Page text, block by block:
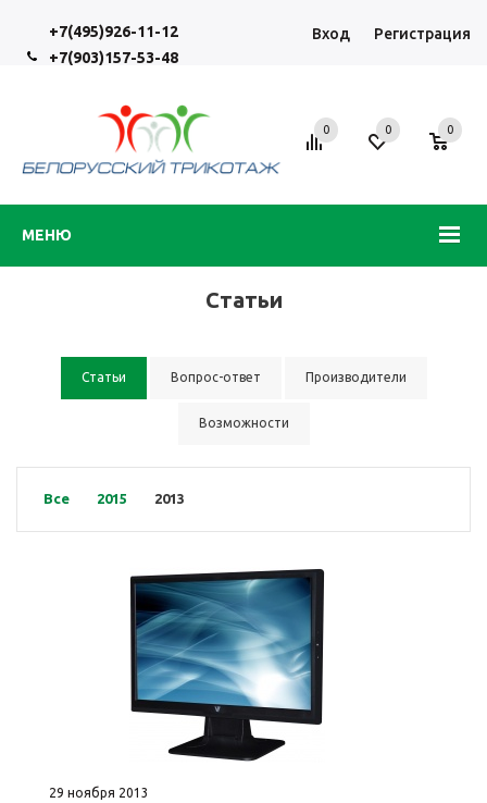
+7(495)926-11-12
+7(903)157-53-48
Вход Регистрация
МЕНЮ
0 0 0
Статьи
Статьи Вопрос-ответ Производители
Возможности
Все 2015 2013
29 ноября 2013